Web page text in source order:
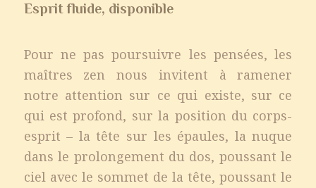
Esprit fluide, disponible
Pour ne pas poursuivre les pensées, les
maîtres zen nous invitent à ramener
notre attention sur ce qui existe, sur ce
qui est profond, sur la position du corps-
esprit – la tête sur les épaules, la nuque
dans le prolongement du dos, poussant le
ciel avec le sommet de la tête, poussant le